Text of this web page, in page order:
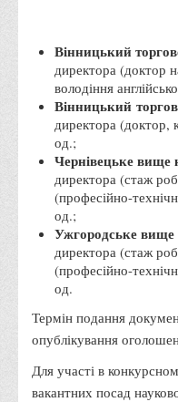
Правила безпеки під
Соціальна реклама
Правила поведінки у
предметів
Протидія торгівлі
Дії населення в
характеру
Правила безпечної
умовах війни
Контакти державних
пов'язане з
Вінницький
директора (доктор
володіння
Вінницький
директора (доктор,
од.;
Чернівецьке вище
директора (стаж
(професійно-
од.;
Ужгородське
директора (стаж
(професійно-
од.
Термін подання
опублікування
Для участі в
вакантних посад